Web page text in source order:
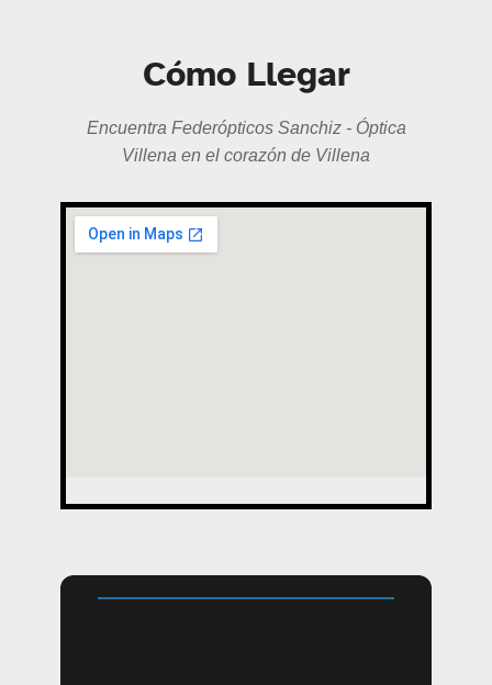
Cómo Llegar
Encuentra Federópticos Sanchiz - Óptica
Villena en el corazón de Villena